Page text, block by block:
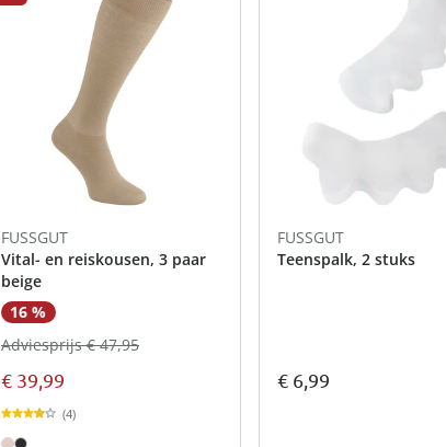
FUSSGUT
Vital- en reiskousen, 3 paar
beige
16 %
€ 39,99
Adviesprijs € 47,95
(4)
FUSSGUT
Teenspalk, 2 stuks
€ 6,99